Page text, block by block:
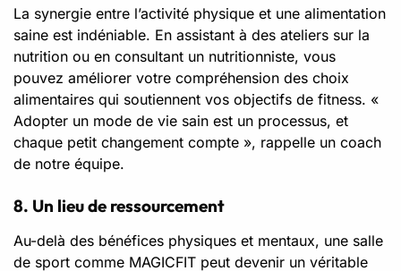
La synergie entre l’activité physique et une alimentation
saine est indéniable. En assistant à des ateliers sur la
nutrition ou en consultant un nutritionniste, vous
pouvez améliorer votre compréhension des choix
alimentaires qui soutiennent vos objectifs de fitness. «
Adopter un mode de vie sain est un processus, et
chaque petit changement compte », rappelle un coach
de notre équipe.
8. Un lieu de ressourcement
Au-delà des bénéfices physiques et mentaux, une salle
de sport comme MAGICFIT peut devenir un véritable